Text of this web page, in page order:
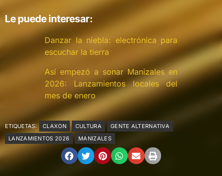
Le puede interesar:
Danzar la niebla: electrónica para
escuchar la tierra
Así empezó a sonar Manizales en
2026: Lanzamientos locales del
mes de enero
ETIQUETAS: CLAXON CULTURA
GENTE ALTERNATIVA
LANZAMIENTOS 2026
MANIZALES